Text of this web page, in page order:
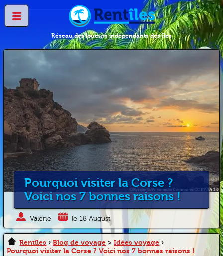
Réseau des loueurs indépendants des îles
Pourquoi visiter la Corse ?
Voici nos 7 bonnes raisons !
Valérie le 18 August
Rentîles › Blog de voyage > Idées voyage ›
Pourquoi visiter la Corse ? Voici nos 7 bonnes raisons !